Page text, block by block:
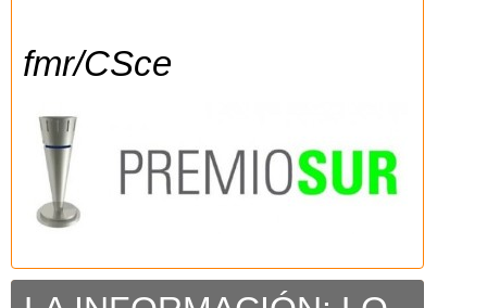
fmr/CSce